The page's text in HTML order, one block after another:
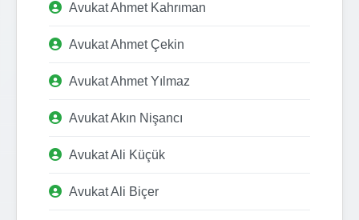
Avukat Ahmet Kahrıman
Avukat Ahmet Çekin
Avukat Ahmet Yılmaz
Avukat Akın Nişancı
Avukat Ali Küçük
Avukat Ali Biçer